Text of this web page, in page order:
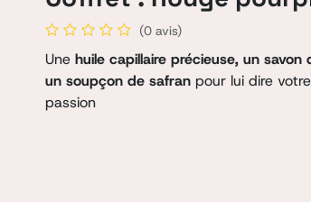
(0 avis)
Une huile capillaire précieuse, un savon
un soupçon de safran pour lui dire votre
passion